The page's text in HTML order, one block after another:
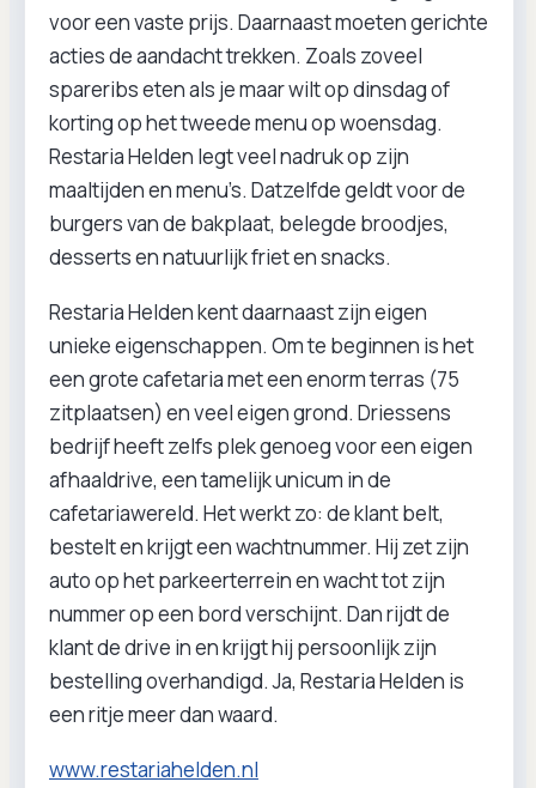
voor een vaste prijs. Daarnaast moeten gerichte
acties de aandacht trekken. Zoals zoveel
spareribs eten als je maar wilt op dinsdag of
korting op het tweede menu op woensdag.
Restaria Helden legt veel nadruk op zijn
maaltijden en menu’s. Datzelfde geldt voor de
burgers van de bakplaat, belegde broodjes,
desserts en natuurlijk friet en snacks.
Restaria Helden kent daarnaast zijn eigen
unieke eigenschappen. Om te beginnen is het
een grote cafetaria met een enorm terras (75
zitplaatsen) en veel eigen grond. Driessens
bedrijf heeft zelfs plek genoeg voor een eigen
afhaaldrive, een tamelijk unicum in de
cafetariawereld. Het werkt zo: de klant belt,
bestelt en krijgt een wachtnummer. Hij zet zijn
auto op het parkeerterrein en wacht tot zijn
nummer op een bord verschijnt. Dan rijdt de
klant de drive in en krijgt hij persoonlijk zijn
bestelling overhandigd. Ja, Restaria Helden is
een ritje meer dan waard.
www.restariahelden.nl